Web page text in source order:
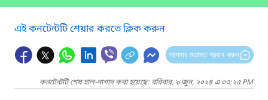
এই কনটেন্টটি শেয়ার করতে ক্লিক করুন
আপনার মতামত প্রদান করুন
কনটেন্টটি শেষ হাল-নাগাদ করা হয়েছে: রবিবার, ৯ জুন, ২০২৪ এ ০৩:২৫ PM